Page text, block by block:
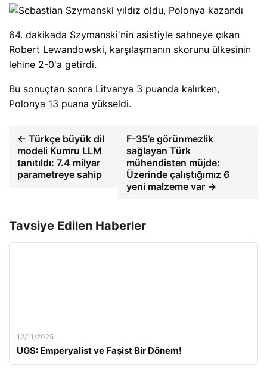
64. dakikada Szymanski'nin asistiyle sahneye çıkan
Robert Lewandowski, karşılaşmanın skorunu ülkesinin
lehine 2-0'a getirdi.
Bu sonuçtan sonra Litvanya 3 puanda kalırken,
Polonya 13 puana yükseldi.
← Türkçe büyük dil
modeli Kumru LLM
tanıtıldı: 7.4 milyar
parametreye sahip
F-35’e görünmezlik
sağlayan Türk
mühendisten müjde:
Üzerinde çalıştığımız 6
yeni malzeme var →
Tavsiye Edilen Haberler
12/11/2025
UGS: Emperyalist ve Faşist Bir Dönem!